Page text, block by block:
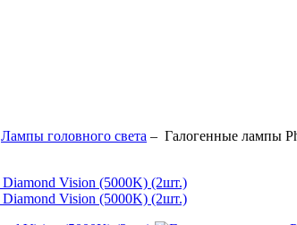
Лампы головного света – Галогенные лампы